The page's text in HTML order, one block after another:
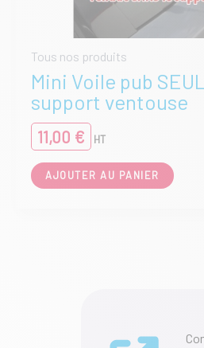
Tous nos produits
Mini Voile pub
support ventouse
11,00 € HT
AJOUTER AU PANIER